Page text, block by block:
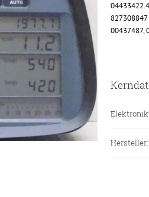
00437487,
Hersteller: